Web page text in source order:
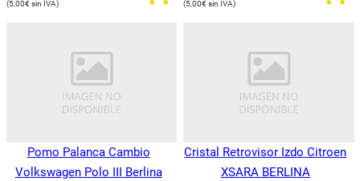
5,00€ 5,00€
Pomo Palanca Cambio
Volkswagen Polo III Berlina
Cristal Retrovisor Izdo Citroen
XSARA BERLINA